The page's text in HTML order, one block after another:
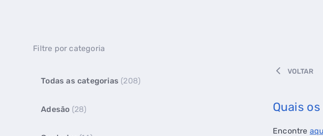
Filtre por categoria
Todas as categorias (208)
Adesão (28)
VOLTAR
Quais
Encontre